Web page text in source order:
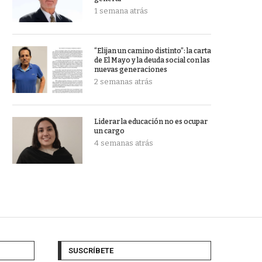
1 semana atrás
“Elijan un camino distinto”: la carta
de El Mayo y la deuda social con las
nuevas generaciones
2 semanas atrás
Liderar la educación no es ocupar
un cargo
4 semanas atrás
SUSCRÍBETE